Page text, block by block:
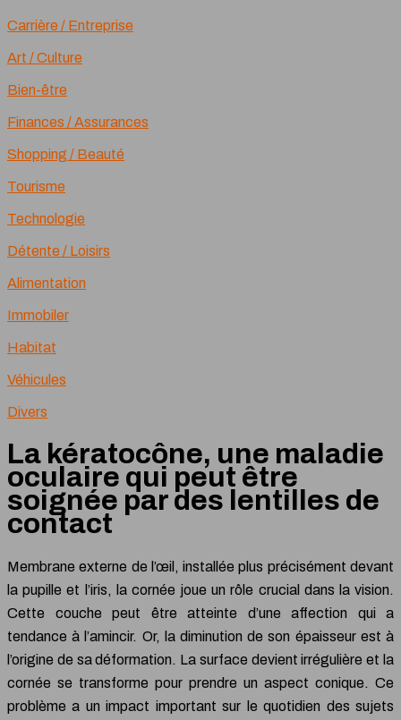
Carrière / Entreprise
Art / Culture
Bien-être
Finances / Assurances
Shopping / Beauté
Tourisme
Technologie
Détente / Loisirs
Alimentation
Immobiler
Habitat
Véhicules
Divers
La kératocône, une maladie
oculaire qui peut être
soignée par des lentilles de
contact
Membrane externe de l’œil, installée plus précisément devant
la pupille et l’iris, la cornée joue un rôle crucial dans la vision.
Cette couche peut être atteinte d’une affection qui a
tendance à l’amincir. Or, la diminution de son épaisseur est à
l’origine de sa déformation. La surface devient irrégulière et la
cornée se transforme pour prendre un aspect conique. Ce
problème a un impact important sur le quotidien des sujets